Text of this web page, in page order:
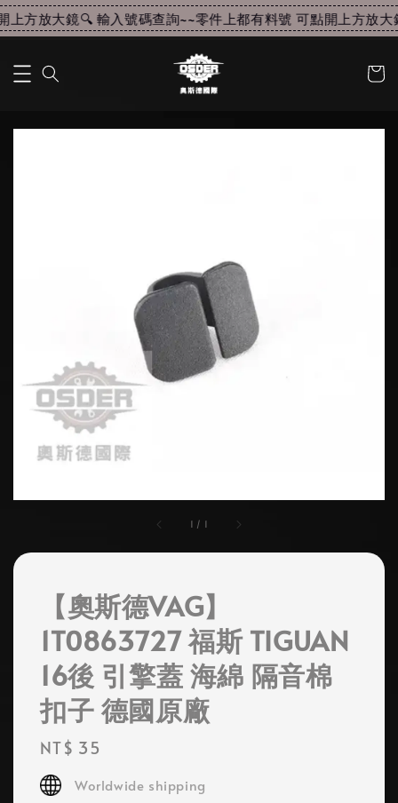
方放大鏡🔍 輸入號碼查詢~~零件上都有料號 可點開上方放大
1 / 1
【奧斯德VAG】
1T0863727 福斯 TIGUAN
16後 引擎蓋 海綿 隔音棉
扣子 德國原廠
Regular
price
NT$ 35
Worldwide shipping